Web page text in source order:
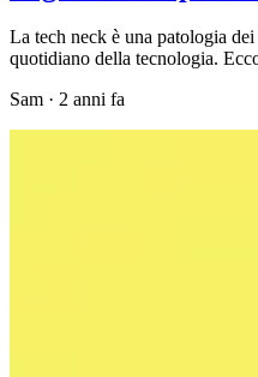
La tech neck è una patologia
quotidiano della tecnologia.
Sam · 2 anni fa